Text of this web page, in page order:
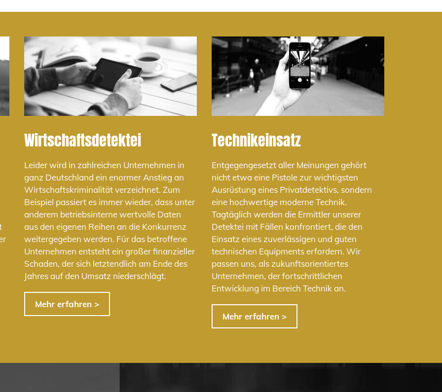
Wirtschaftsdetektei
Leider wird in zahlreichen Unternehmen in
ganz Deutschland ein enormer Anstieg an
Wirtschaftskriminalität verzeichnet. Zum
Beispiel passiert es immer wieder, dass unter
anderem betriebsinterne wertvolle Daten
aus den eigenen Reihen an die Konkurrenz
weitergegeben werden. Für das betroffene
Unternehmen entsteht ein großer finanzieller
Schaden, der sich letztendlich am Ende des
Jahres auf den Umsatz niederschlägt.
Mehr erfahren >
Technikeinsatz
Entgegengesetzt aller Meinungen gehört
nicht etwa eine Pistole zur wichtigsten
Ausrüstung eines Privatdetektivs, sondern
eine hochwertige moderne Technik.
Tagtäglich werden die Ermittler unserer
Detektei mit Fällen konfrontiert, die den
Einsatz eines zuverlässigen und guten
technischen Equipments erfordern. Wir
passen uns, als zukunftsorientiertes
Unternehmen, der fortschrittlichen
Entwicklung im Bereich Technik an.
Mehr erfahren >